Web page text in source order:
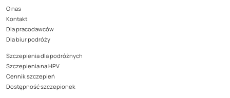
O nas
Kontakt
Dla pracodawców
Dla biur podróży
Szczepienia dla podróżnych
Szczepienia na HPV
Cennik szczepień
Dostępność szczepionek